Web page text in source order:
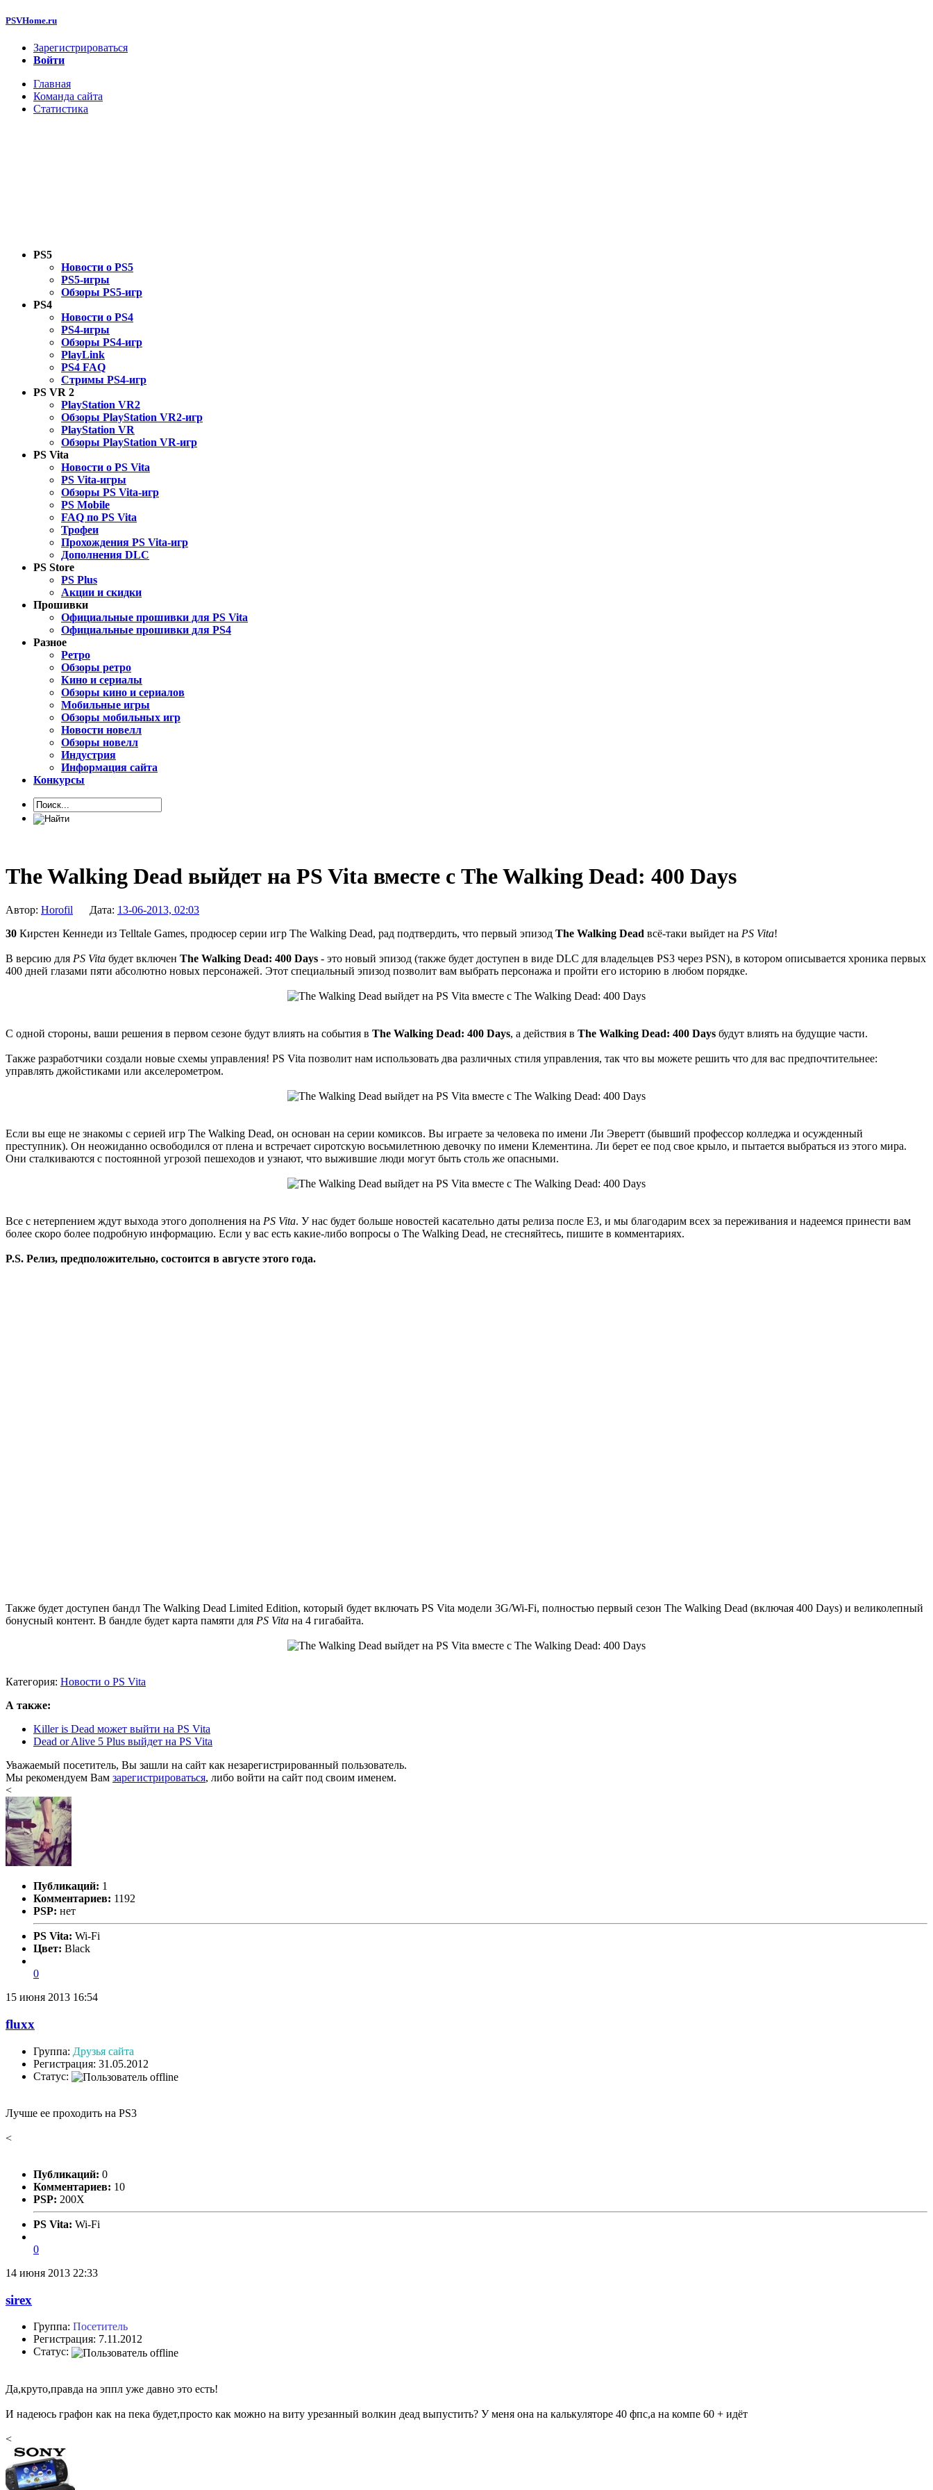
PSVHome.ru
Зарегистрироваться
Войти
Главная
Команда сайта
Статистика
PS5
Новости о PS5
PS5-игры
Обзоры PS5-игр
PS4
Новости о PS4
PS4-игры
Обзоры PS4-игр
PlayLink
PS4 FAQ
Стримы PS4-игр
PS VR 2
PlayStation VR2
Обзоры PlayStation VR2-игр
PlayStation VR
Обзоры PlayStation VR-игр
PS Vita
Новости о PS Vita
PS Vita-игры
Обзоры PS Vita-игр
PS Mobile
FAQ по PS Vita
Трофеи
Прохождения PS Vita-игр
Дополнения DLC
PS Store
PS Plus
Акции и скидки
Прошивки
Официальные прошивки для PS Vita
Официальные прошивки для PS4
Разное
Ретро
Обзоры ретро
Кино и сериалы
Обзоры кино и сериалов
Мобильные игры
Обзоры мобильных игр
Новости новелл
Обзоры новелл
Индустрия
Информация сайта
Конкурсы
The Walking Dead выйдет на PS Vita вместе с The Walking Dead: 400 Days
Автор: Horofil Дата: 13-06-2013, 02:03
30 Кирстен Кеннеди из Telltale Games, продюсер серии игр The Walking Dead, рад подтвердить, что первый эпизод The Walking Dead всё-таки выйдет на PS Vita!
В версию для PS Vita будет включен The Walking Dead: 400 Days - это новый эпизод (также будет доступен в виде DLC для владельцев PS3 через PSN), в котором описывается хроника первых
400 дней глазами пяти абсолютно новых персонажей. Этот специальный эпизод позволит вам выбрать персонажа и пройти его историю в любом порядке.
С одной стороны, ваши решения в первом сезоне будут влиять на события в The Walking Dead: 400 Days, а действия в The Walking Dead: 400 Days будут влиять на будущие части.
Также разработчики создали новые схемы управления! PS Vita позволит нам использовать два различных стиля управления, так что вы можете решить что для вас предпочтительнее:
управлять джойстиками или акселерометром.
Если вы еще не знакомы с серией игр The Walking Dead, он основан на серии комиксов. Вы играете за человека по имени Ли Эверетт (бывший профессор колледжа и осужденный
преступник). Он неожиданно освободился от плена и встречает сиротскую восьмилетнюю девочку по имени Клементина. Ли берет ее под свое крыло, и пытается выбраться из этого мира.
Они сталкиваются с постоянной угрозой пешеходов и узнают, что выжившие люди могут быть столь же опасными.
Все с нетерпением ждут выхода этого дополнения на PS Vita. У нас будет больше новостей касательно даты релиза после E3, и мы благодарим всех за переживания и надеемся принести вам
более скоро более подробную информацию. Если у вас есть какие-либо вопросы о The Walking Dead, не стесняйтесь, пишите в комментариях.
P.S. Релиз, предположительно, состоится в августе этого года.
Также будет доступен бандл The Walking Dead Limited Edition, который будет включать PS Vita модели 3G/Wi-Fi, полностью первый сезон The Walking Dead (включая 400 Days) и великолепный
бонусный контент. В бандле будет карта памяти для PS Vita на 4 гигабайта.
Категория: Новости о PS Vita
А также:
Killer is Dead может выйти на PS Vita
Dead or Alive 5 Plus выйдет на PS Vita
Уважаемый посетитель, Вы зашли на сайт как незарегистрированный пользователь.
Мы рекомендуем Вам зарегистрироваться, либо войти на сайт под своим именем.
<
Публикаций: 1
Комментариев: 1192
PSP: нет
PS Vita: Wi-Fi
Цвет: Black
0
15 июня 2013 16:54
fluxx
Группа: Друзья сайта
Регистрация: 31.05.2012
Статус:
Лучше ее проходить на PS3
<
Публикаций: 0
Комментариев: 10
PSP: 200X
PS Vita: Wi-Fi
0
14 июня 2013 22:33
sirex
Группа: Посетитель
Регистрация: 7.11.2012
Статус:
Да,круто,правда на эппл уже давно это есть!
И надеюсь графон как на пека будет,просто как можно на виту урезанный волкин деад выпустить? У меня она на калькуляторе 40 фпс,а на компе 60 + идёт
<